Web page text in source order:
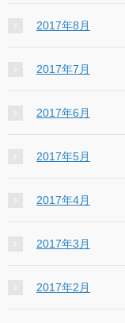
2017年8月
2017年7月
2017年6月
2017年5月
2017年4月
2017年3月
2017年2月